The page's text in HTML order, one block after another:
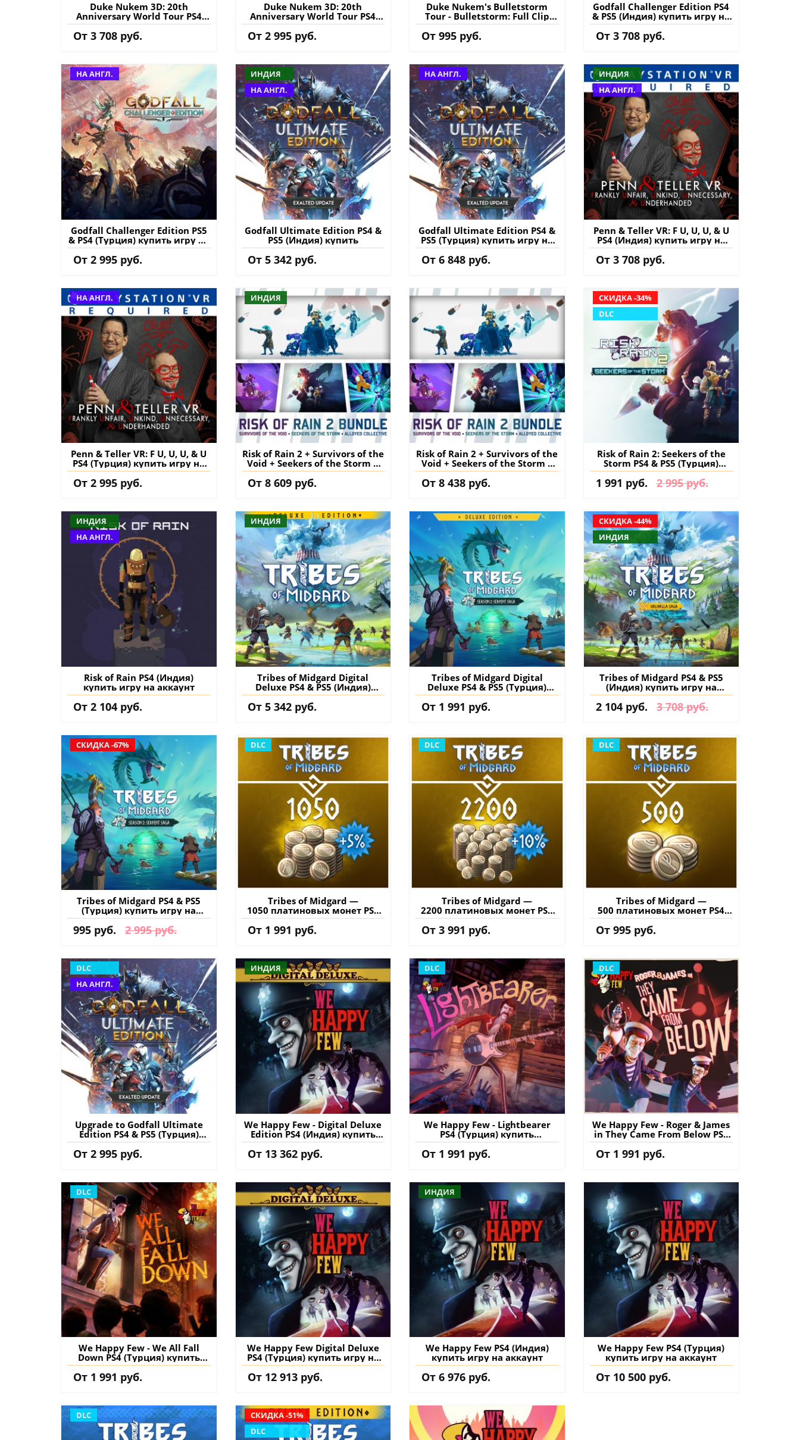
Duke Nukem 3D: 20th
Anniversary World Tour PS4
(Индия) купить игру на
аккаунт
От 3 708 руб.
Duke Nukem 3D: 20th
Anniversary World Tour PS4
(Турция) купить игру на
аккаунт
От 2 995 руб.
Duke Nukem's Bulletstorm
Tour - Bulletstorm: Full Clip
Edition PS4 (Турция) купить
дополнение на аккаунт
От 995 руб.
Godfall Challenger Edition PS4
& PS5 (Индия) купить игру на
аккаунт
От 3 708 руб.
НА АНГЛ.
Godfall Challenger Edition PS5
& PS4 (Турция) купить игру на
аккаунт
От 2 995 руб.
ИНДИЯ
НА АНГЛ.
Godfall Ultimate Edition PS4 &
PS5 (Индия) купить
От 5 342 руб.
НА АНГЛ.
Godfall Ultimate Edition PS4 &
PS5 (Турция) купить игру на
аккаунт
От 6 848 руб.
ИНДИЯ
НА АНГЛ.
Penn & Teller VR: F U, U, U, & U
PS4 (Индия) купить игру на
аккаунт
От 3 708 руб.
НА АНГЛ.
Penn & Teller VR: F U, U, U, & U
PS4 (Турция) купить игру на
аккаунт
От 2 995 руб.
ИНДИЯ
Risk of Rain 2 + Survivors of the
Void + Seekers of the Storm +
Alloyed Collective Bundle PS4 &
PS5 (Индия) купить
От 8 609 руб.
Risk of Rain 2 + Survivors of the
Void + Seekers of the Storm +
Alloyed Collective Bundle PS4 &
PS5 (Турция) купить
От 8 438 руб.
СКИДКА -34%
DLC
Risk of Rain 2: Seekers of the
Storm PS4 & PS5 (Турция)
купить дополнение на
аккаунт
1 991 руб. 2 995 руб.
ИНДИЯ
НА АНГЛ.
Risk of Rain PS4 (Индия)
купить игру на аккаунт
От 2 104 руб.
ИНДИЯ
Tribes of Midgard Digital
Deluxe PS4 & PS5 (Индия)
купить игру на аккаунт
От 5 342 руб.
Tribes of Midgard Digital
Deluxe PS4 & PS5 (Турция)
купить игру на аккаунт
От 1 991 руб.
СКИДКА -44%
ИНДИЯ
Tribes of Midgard PS4 & PS5
(Индия) купить игру на
аккаунт
2 104 руб. 3 708 руб.
СКИДКА -67%
Tribes of Midgard PS4 & PS5
(Турция) купить игру на
аккаунт
995 руб. 2 995 руб.
DLC
Tribes of Midgard —
1050 платиновых монет PS4
and PS5 (Турция) купить
дополнение на аккаунт
От 1 991 руб.
DLC
Tribes of Midgard —
2200 платиновых монет PS4
and PS5 (Турция) купить
дополнение на аккаунт
От 3 991 руб.
DLC
Tribes of Midgard —
500 платиновых монет PS4
and PS5 (Турция) купить
дополнение на аккаунт
От 995 руб.
DLC
НА АНГЛ.
Upgrade to Godfall Ultimate
Edition PS4 & PS5 (Турция)
купить дополнение на
аккаунт
От 2 995 руб.
ИНДИЯ
We Happy Few - Digital Deluxe
Edition PS4 (Индия) купить
игру на аккаунт
От 13 362 руб.
DLC
We Happy Few - Lightbearer
PS4 (Турция) купить
дополнение на аккаунт
От 1 991 руб.
DLC
We Happy Few - Roger & James
in They Came From Below PS4
(Турция) купить дополнение
на аккаунт
От 1 991 руб.
DLC
We Happy Few - We All Fall
Down PS4 (Турция) купить
дополнение на аккаунт
От 1 991 руб.
We Happy Few Digital Deluxe
PS4 (Турция) купить игру на
аккаунт
От 12 913 руб.
ИНДИЯ
We Happy Few PS4 (Индия)
купить игру на аккаунт
От 6 976 руб.
We Happy Few PS4 (Турция)
купить игру на аккаунт
От 10 500 руб.
DLC
СКИДКА -51%
DLC